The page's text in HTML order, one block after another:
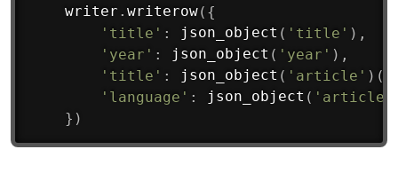
    writer
. writerow( {
'title' : json_object ( 'title' ) ,
'year' : json_object ( 'year' ) ,
'title' : json_object ( 'article' ) (
'language' : json_object ( 'article'
} )